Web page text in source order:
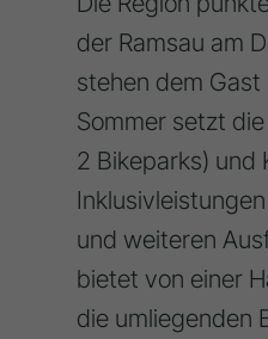
der Ramsau am
stehen dem
Sommer setzt
2 Bikeparks) und
und weiteren
bietet von einer
die umliegenden